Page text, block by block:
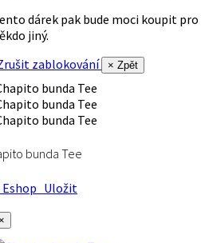
dárek pak bude moci koupit pro
jiný.
zablokování
× Zpět
bunda Tee
Uložit